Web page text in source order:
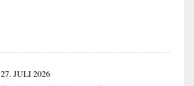
27. JULI 2026